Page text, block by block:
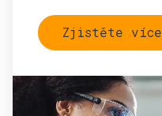
Zjistěte více